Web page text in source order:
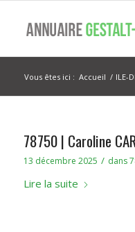
Vous êtes ici : Accueil / ILE-
78750 | Caroline
13 décembre 2025 / dans
Lire la suite